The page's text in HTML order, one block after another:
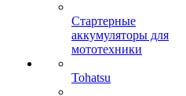
Стартерные
аккумуляторы для
мототехники
Tohatsu